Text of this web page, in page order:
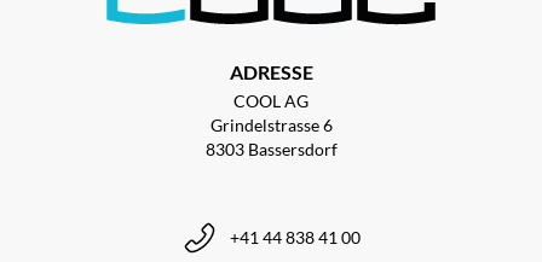
ADRESSE
COOL AG
Grindelstrasse 6
8303 Bassersdorf
+41 44 838 41 00